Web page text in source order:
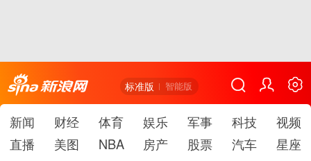
标准版 智能版
新闻 财经 体育 娱乐 军事 科技
视频
直播
美图 NBA 房产 股票 汽车
星座